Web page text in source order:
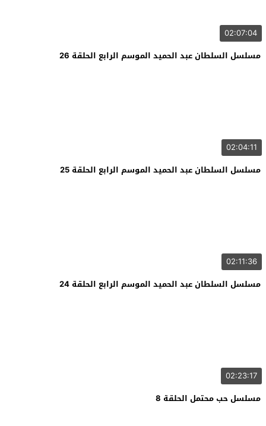
02:07:04
مسلسل السلطان عبد الحميد الموسم الرابع الحلقة 26
02:04:11
مسلسل السلطان عبد الحميد الموسم الرابع الحلقة 25
02:11:36
مسلسل السلطان عبد الحميد الموسم الرابع الحلقة 24
02:23:17
مسلسل حب محتمل الحلقة 8